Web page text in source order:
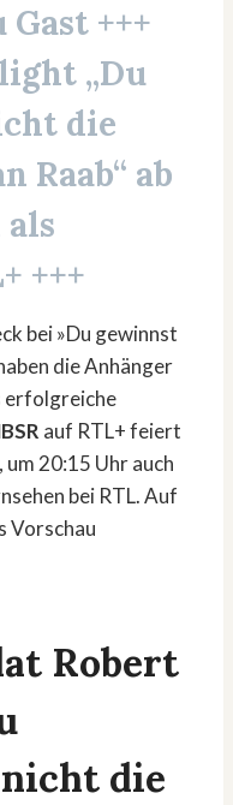
Gast +++
„Du
die
Raab“ ab
als
+++
bei »Du gewinnst
die Anhänger
erfolgreiche
auf RTL+ feiert
20:15 Uhr auch
bei RTL. Auf
Vorschau
Robert
die